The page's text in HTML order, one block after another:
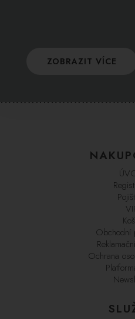
ZOBRAZIT VÍCE
Obchodní
Ochrana